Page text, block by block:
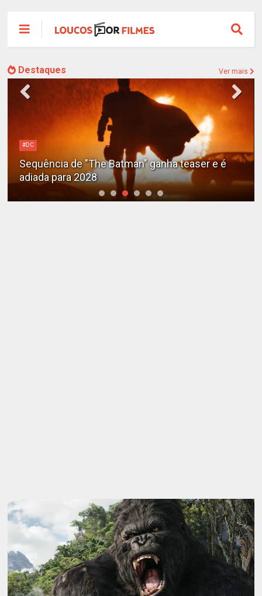
Destaques Ver mais
#DC
Sequência de "The Batman" ganha teaser e é
adiada para 2028